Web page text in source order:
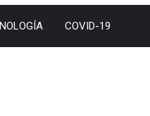
COVID-19